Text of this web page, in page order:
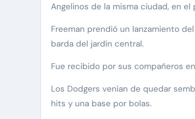
Angelinos de la misma ciudad, en el
Freeman prendió un lanzamiento
barda del jardín central.
Fue recibido por sus compañeros
Los Dodgers venían de quedar
hits y una base por bolas.